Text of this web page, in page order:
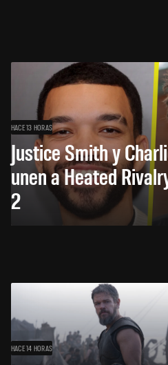
HACE 13 HORAS
Justice Smith y
unen a Heated
2
HACE 14 HORAS